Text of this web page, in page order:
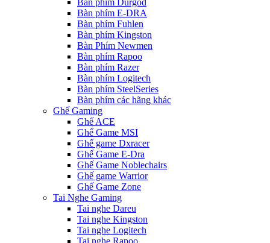
Bàn phím Durgod
Bàn phím E-DRA
Bàn phím Fuhlen
Bàn phím Kingston
Bàn Phím Newmen
Bàn phím Rapoo
Bàn phím Razer
Bàn phím Logitech
Bàn phím SteelSeries
Bàn phím các hãng khác
Ghế Gaming
Ghế ACE
Ghế Game MSI
Ghế game Dxracer
Ghế Game E-Dra
Ghế Game Noblechairs
Ghế game Warrior
Ghế Game Zone
Tai Nghe Gaming
Tai nghe Dareu
Tai nghe Kingston
Tai nghe Logitech